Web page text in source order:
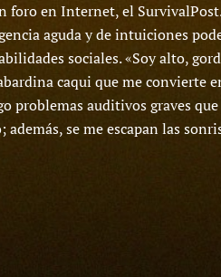
foro en Internet, el
aguda y de intuiciones
sociales. «Soy alto,
caqui que me convierte
problemas auditivos graves
además, se me escapan las